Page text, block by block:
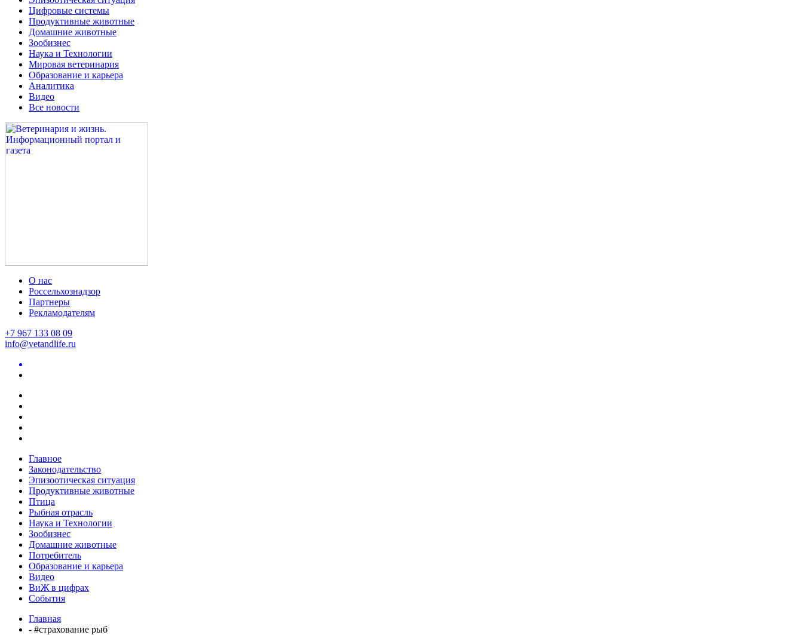
Цифровые системы
Продуктивные животные
Домашние животные
Зообизнес
Наука и Технологии
Мировая ветеринария
Образование и карьера
Аналитика
Видео
Все новости
О нас
Россельхознадзор
Партнеры
Рекламодателям
+7 967 133 08 09
info@vetandlife.ru
Главное
Законодательство
Эпизоотическая ситуация
Продуктивные животные
Птица
Рыбная отрасль
Наука и Технологии
Зообизнес
Домашние животные
Потребитель
Образование и карьера
Видео
ВиЖ в цифрах
События
Главная
- #страхование рыб